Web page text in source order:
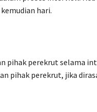
hari.
pihak perekrut selama
pihak perekrut, jika